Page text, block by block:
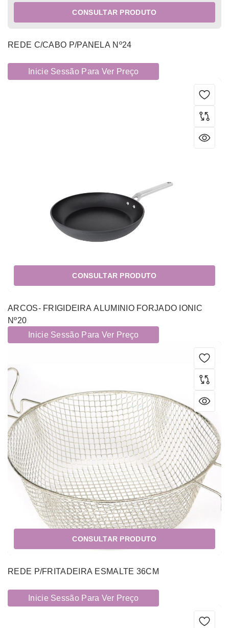
CONSULTAR PRODUTO
REDE C/CABO P/PANELA Nº24
Inicie Sessão Para Ver Preço
CONSULTAR PRODUTO
ARCOS- FRIGIDEIRA ALUMINIO FORJADO IONIC
Nº20
Inicie Sessão Para Ver Preço
CONSULTAR PRODUTO
REDE P/FRITADEIRA ESMALTE 36CM
Inicie Sessão Para Ver Preço